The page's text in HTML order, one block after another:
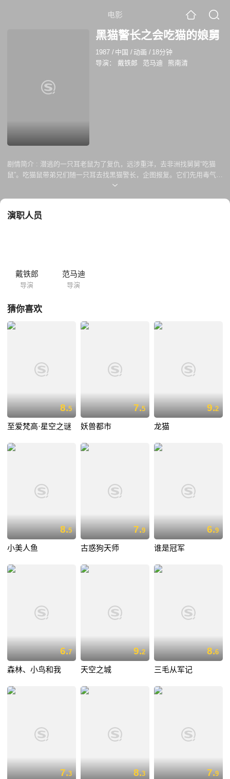
电影
黑猫警长之会吃猫的娘舅
1987 / 中国 / 动画 / 18分钟
导演：
戴铁郎 范马迪 熊南清
剧情简介 : 潜逃的一只耳老鼠为了复仇，远涉重洋，去非洲找舅舅“吃猫
鼠”。吃猫鼠带弟兄们随一只耳去找黑猫警长，企图报复。它们先用毒气杀
害了黄猫班长，又给黑猫警长写了恐吓信。黑猫警长立即查阅档案，掌握
演职人员
戴铁郎
导演
范马迪
导演
猜你喜欢
8.5
至爱梵高·星空之谜
7.5
妖兽都市
9.2
龙猫
8.5
小美人鱼
7.9
古惑狗天师
6.9
谁是冠军
6.7
森林、小鸟和我
9.2
天空之城
8.6
三毛从军记
7.3 8.3 7.9